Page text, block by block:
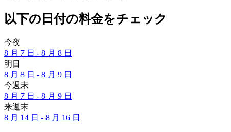
以下の日付の料金をチェック
今夜
8 月 7 日 - 8 月 8 日
明日
8 月 8 日 - 8 月 9 日
今週末
8 月 7 日 - 8 月 9 日
来週末
8 月 14 日 - 8 月 16 日